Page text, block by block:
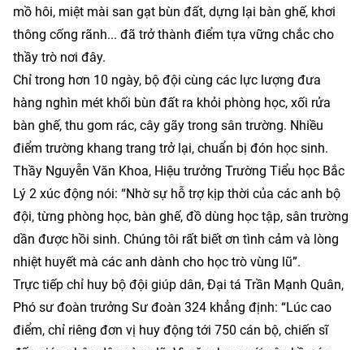
mồ hôi, miệt mài san gạt bùn đất, dựng lại bàn ghế, khơi
thông cống rãnh... đã trở thành điểm tựa vững chắc cho
thầy trò nơi đây.
Chỉ trong hơn 10 ngày, bộ đội cùng các lực lượng đưa
hàng nghìn mét khối bùn đất ra khỏi phòng học, xối rửa
bàn ghế, thu gom rác, cây gãy trong sân trường. Nhiều
điểm trường khang trang trở lại, chuẩn bị đón học sinh.
Thầy Nguyễn Văn Khoa, Hiệu trưởng Trường Tiểu học Bắc
Lý 2 xúc động nói: “Nhờ sự hỗ trợ kịp thời của các anh bộ
đội, từng phòng học, bàn ghế, đồ dùng học tập, sân trường
dần được hồi sinh. Chúng tôi rất biết ơn tình cảm và lòng
nhiệt huyết mà các anh dành cho học trò vùng lũ”.
Trực tiếp chỉ huy bộ đội giúp dân, Đại tá Trần Mạnh Quân,
Phó sư đoàn trưởng Sư đoàn 324 khẳng định: “Lúc cao
điểm, chỉ riêng đơn vị huy động tới 750 cán bộ, chiến sĩ